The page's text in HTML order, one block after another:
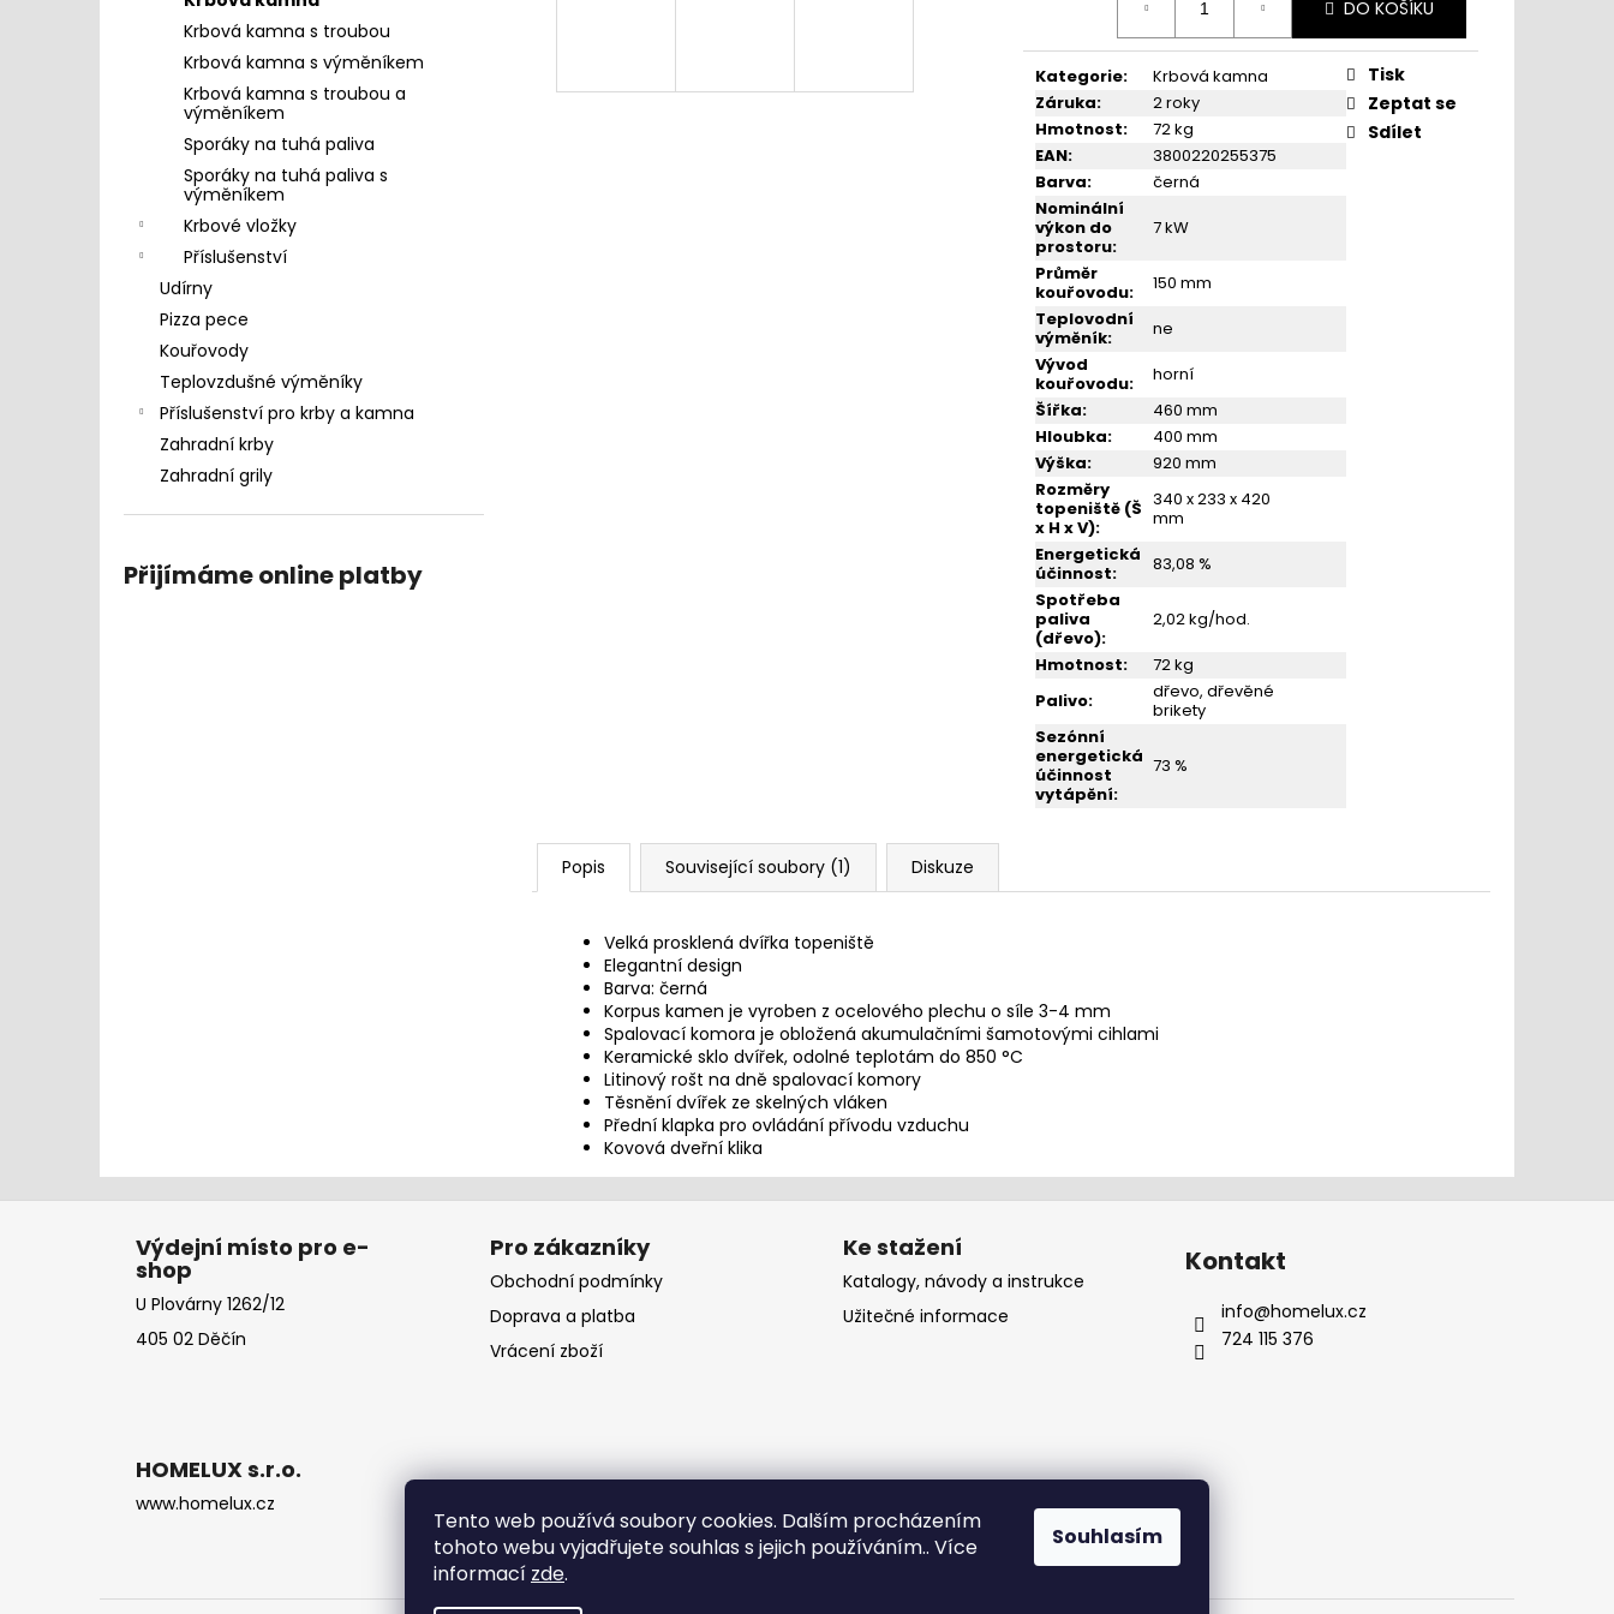
Tento web používá soubory cookies. Dalším procházením
tohoto webu vyjadřujete souhlas s jejich používáním.. Více
informací zde.
Souhlasím
Krbová kamna s troubou
Krbová kamna s výměníkem
Krbová kamna s troubou a
výměníkem
Sporáky na tuhá paliva
Sporáky na tuhá paliva s
výměníkem
Krbové vložky
Příslušenství
Udírny
Pizza pece
Kouřovody
Teplovzdušné výměníky
Příslušenství pro krby a kamna
Zahradní krby
Zahradní grily
Přijímáme online platby
DO KOŠÍKU
Kategorie:
Krbová kamna
Záruka:
2 roky
Hmotnost:
72 kg
EAN:
3800220255375
Barva:
černá
Nominální
výkon do
prostoru:
7 kW
Průměr
kouřovodu:
150 mm
Teplovodní
výměník:
ne
Vývod
kouřovodu:
horní
Šířka:
460 mm
Hloubka:
400 mm
Výška:
920 mm
Rozměry
topeniště (Š
x H x V):
340 x 233 x 420
mm
Energetická
účinnost:
83,08 %
Spotřeba
paliva
(dřevo):
2,02 kg/hod.
Hmotnost:
72 kg
Palivo:
dřevo, dřevěné
brikety
Sezónní
energetická
účinnost
vytápění:
73 %
Tisk
Zeptat se
Sdílet
Popis Související soubory (1) Diskuze
Velká prosklená dvířka topeniště
Elegantní design
Barva: černá
Korpus kamen je vyroben z ocelového plechu o síle 3-4 mm
Spalovací komora je obložená akumulačními šamotovými cihlami
Keramické sklo dvířek, odolné teplotám do 850 °C
Litinový rošt na dně spalovací komory
Těsnění dvířek ze skelných vláken
Přední klapka pro ovládání přívodu vzduchu
Kovová dveřní klika
KRBOVÁ KAMNA S TROUBOU A
VÝMĚNÍKEM PRITY FG W20
22 999 Kč
KRBOVÁ KAMNA VICTORIA NERO
Výdejní místo pro e-
shop
U Plovárny 1262/12
405 02 Děčín
Pro zákazníky
Obchodní podmínky
Doprava a platba
Vrácení zboží
Ke stažení
Katalogy, návody a instrukce
Užitečné informace
Kontakt
info@homelux.cz
724 115 376
HOMELUX s.r.o.
www.homelux.cz